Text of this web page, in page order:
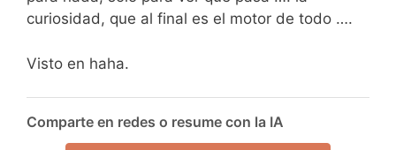
curiosidad, que al final es el motor de todo ….
Visto en haha.
Comparte en redes o resume con la IA